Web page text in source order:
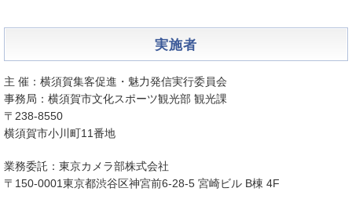
実施者
主 催：横須賀集客促進・魅力発信実行委員会
事務局：横須賀市文化スポーツ観光部 観光課
〒238-8550
横須賀市小川町11番地
業務委託：東京カメラ部株式会社
〒150-0001東京都渋谷区神宮前6-28-5 宮崎ビル B棟 4F